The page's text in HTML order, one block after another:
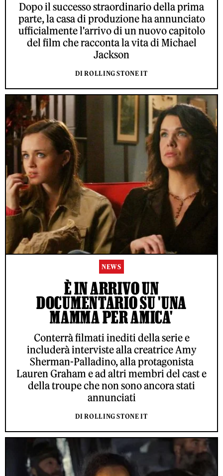
Dopo il successo straordinario della prima
parte, la casa di produzione ha annunciato
ufficialmente l'arrivo di un nuovo capitolo
del film che racconta la vita di Michael
Jackson
DI ROLLING STONE IT
NEWS
È IN ARRIVO UN
DOCUMENTARIO SU 'UNA
MAMMA PER AMICA'
Conterrà filmati inediti della serie e
includerà interviste alla creatrice Amy
Sherman-Palladino, alla protagonista
Lauren Graham e ad altri membri del cast e
della troupe che non sono ancora stati
annunciati
DI ROLLING STONE IT